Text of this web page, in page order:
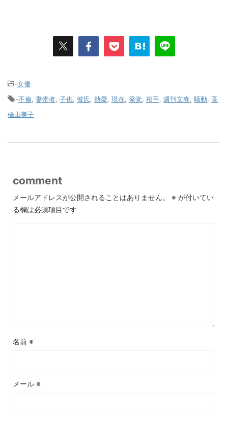
-女優
-不倫 妻帯者 子供 彼氏 熱愛 現在 発覚 相手 週刊文春 騒動 高
橋由美子
comment
メールアドレスが公開されることはありません。 ※ が付いてい
る欄は必須項目です
名前 ※
メール ※